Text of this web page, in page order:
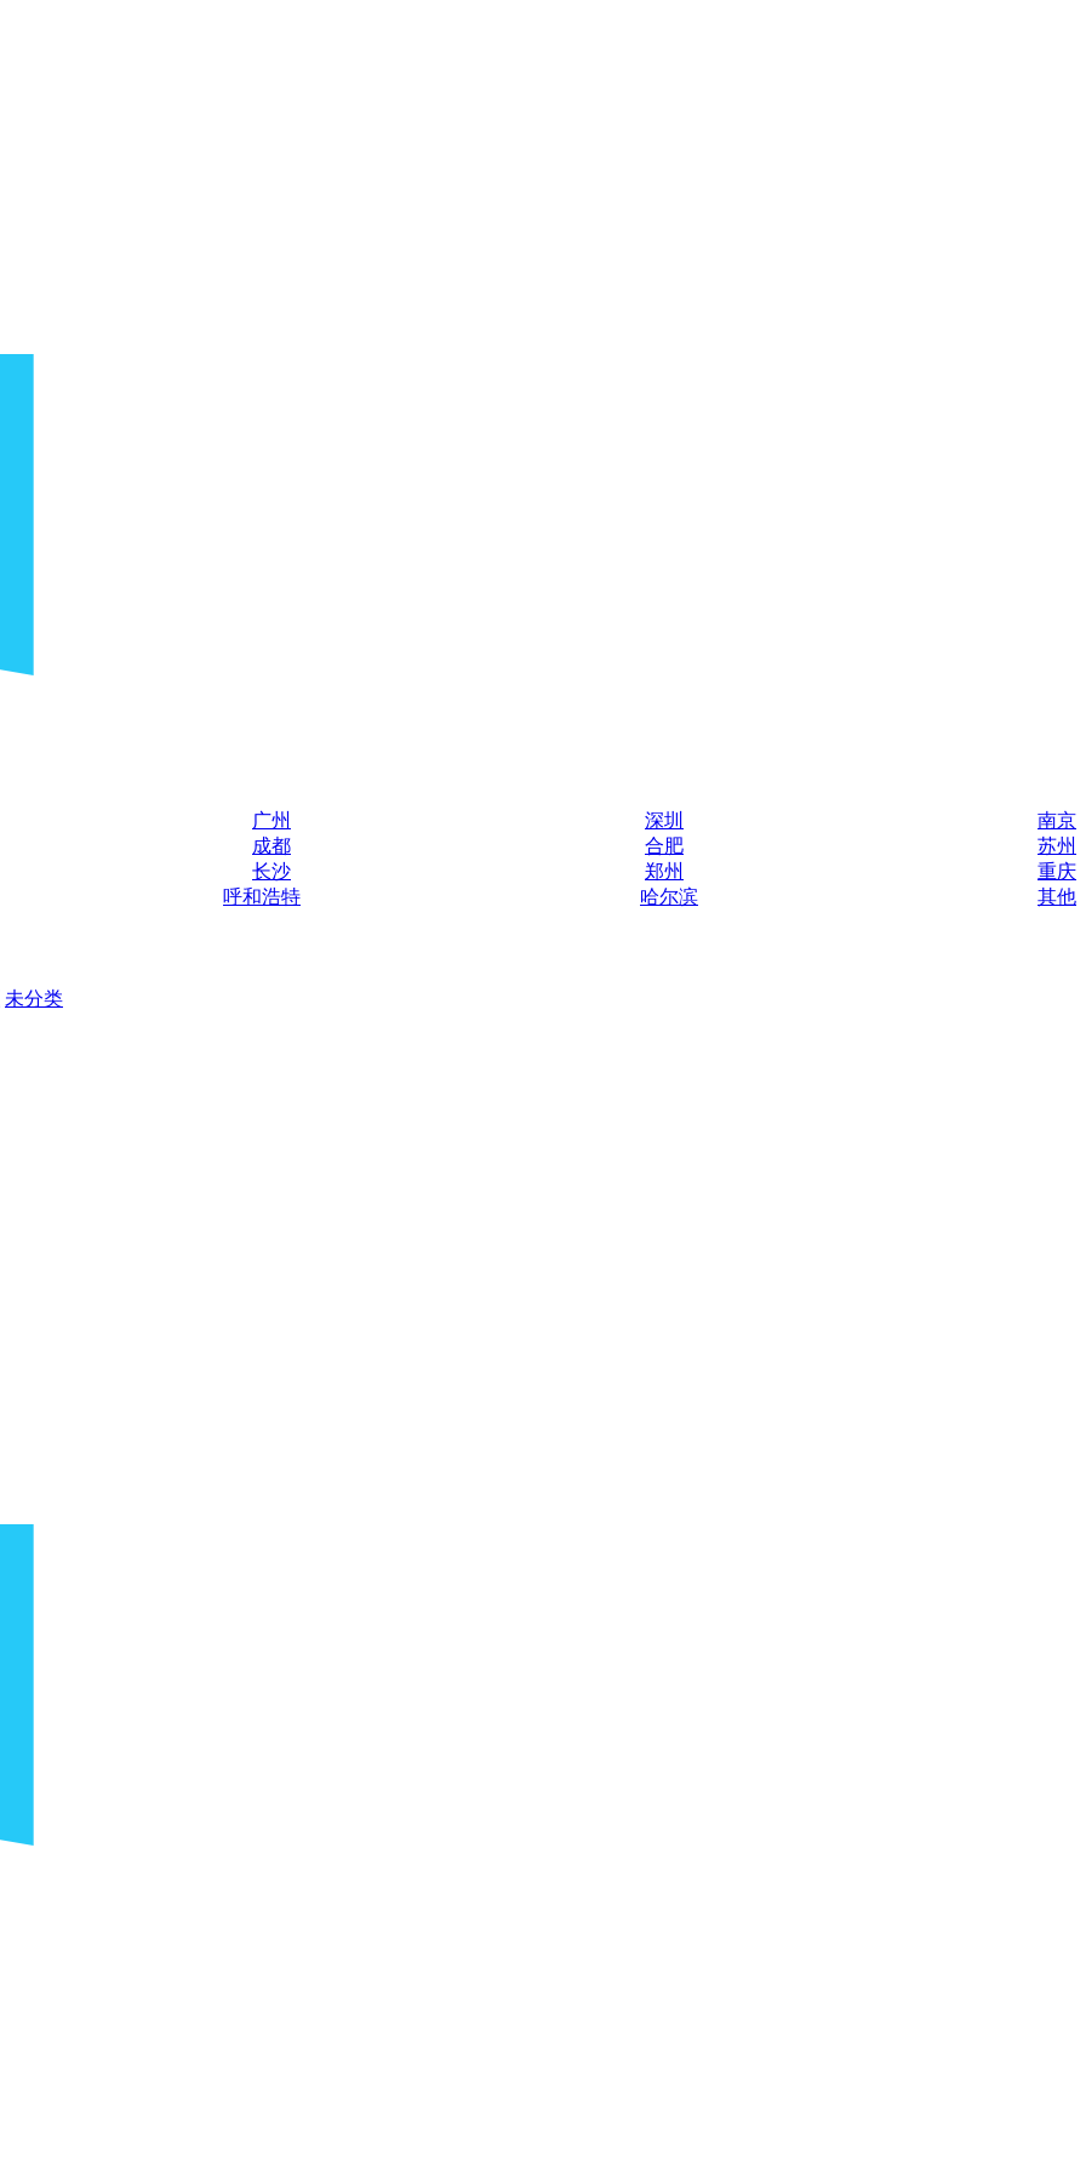
广州 深圳
南京
成都 合肥
苏州
长沙 郑州
重庆
呼和浩特 哈尔滨
其他
未分类